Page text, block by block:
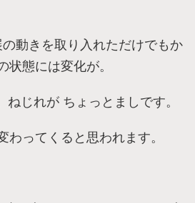
動きを取り入れただけでもか
状態には変化が。
ねじれが ちょっとましです。
わってくると思われます。